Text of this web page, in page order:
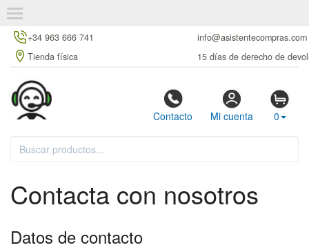
+34 963 666 741
info@asistentecompras.com
Tienda física
15 días de derecho de
Contacto Mi cuenta 0
Contacta con nosotros
Datos de contacto